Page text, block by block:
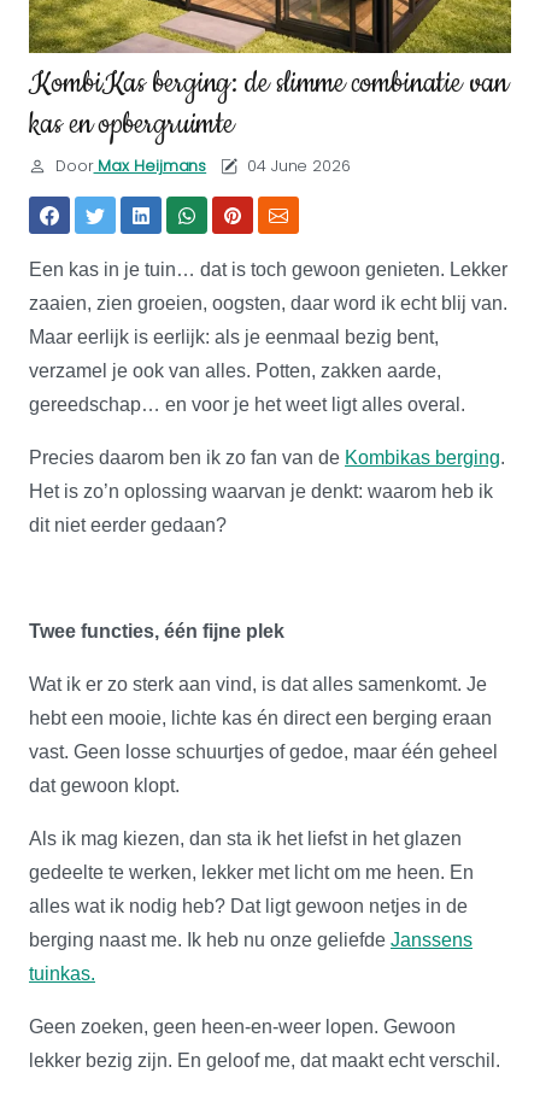
KombiKas berging: de slimme combinatie van
kas en opbergruimte
DoorMax Heijmans 04 June 2026
Een kas in je tuin… dat is toch gewoon genieten. Lekker
zaaien, zien groeien, oogsten, daar word ik echt blij van.
Maar eerlijk is eerlijk: als je eenmaal bezig bent,
verzamel je ook van alles. Potten, zakken aarde,
gereedschap… en voor je het weet ligt alles overal.
Precies daarom ben ik zo fan van de Kombikas berging.
Het is zo’n oplossing waarvan je denkt: waarom heb ik
dit niet eerder gedaan?
Twee functies, één fijne plek
Wat ik er zo sterk aan vind, is dat alles samenkomt. Je
hebt een mooie, lichte kas én direct een berging eraan
vast. Geen losse schuurtjes of gedoe, maar één geheel
dat gewoon klopt.
Als ik mag kiezen, dan sta ik het liefst in het glazen
gedeelte te werken, lekker met licht om me heen. En
alles wat ik nodig heb? Dat ligt gewoon netjes in de
berging naast me. Ik heb nu onze geliefde Janssens
tuinkas.
Geen zoeken, geen heen-en-weer lopen. Gewoon
lekker bezig zijn. En geloof me, dat maakt echt verschil.